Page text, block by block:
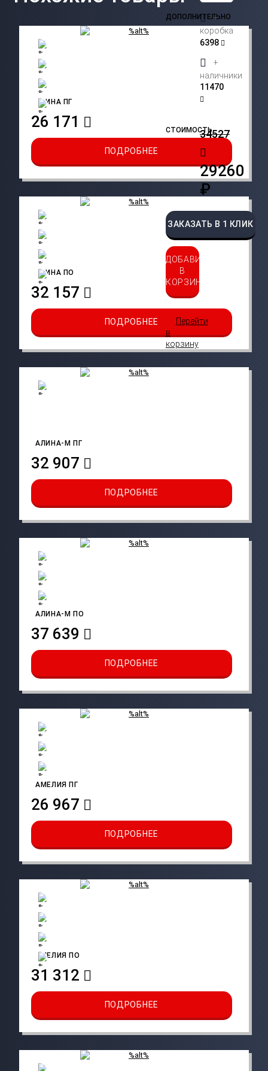
ДОПОЛНИТЕЛЬНО
+
коробка
6398
+
наличники
11470
СТОИМОСТЬ34527
29260
₽
ЗАКАЗАТЬ В 1 КЛИК
ДОБАВИТЬ
В
КОРЗИНУ
Перейти
в
корзину
АЛИНА ПГ
26 171
ПОДРОБНЕЕ
АЛИНА ПО
32 157
ПОДРОБНЕЕ
АЛИНА-M ПГ
32 907
ПОДРОБНЕЕ
АЛИНА-M ПО
37 639
ПОДРОБНЕЕ
АМЕЛИЯ ПГ
26 967
ПОДРОБНЕЕ
АМЕЛИЯ ПО
31 312
ПОДРОБНЕЕ